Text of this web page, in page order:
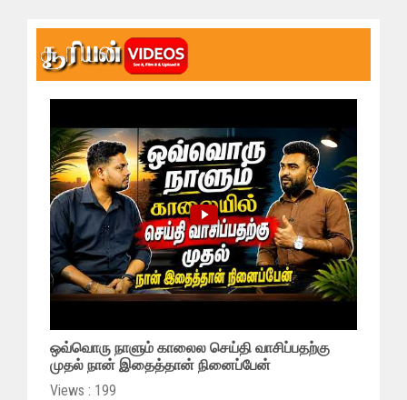
ஒவ்வொரு நாளும் காலைல செய்தி வாசிப்பதற்கு
முதல் நான் இதைத்தான் நினைப்பேன்
Views : 199